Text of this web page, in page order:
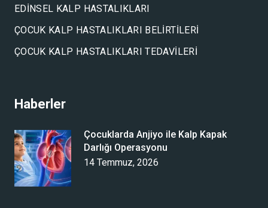
EDINSEL KALP HASTALIKLARI
ÇOCUK KALP HASTALIKLARI BELIRTILERI
ÇOCUK KALP HASTALIKLARI TEDAVILERI
Haberler
Çocuklarda Anjiyo ile Kalp Kapak
Darlığı Operasyonu
14 Temmuz, 2026